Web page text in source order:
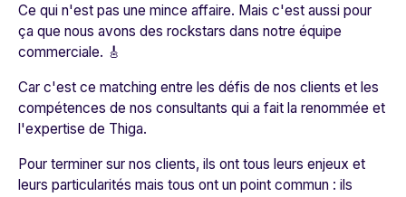
Ce qui n'est pas une mince affaire. Mais c'est aussi pour
ça que nous avons des rockstars dans notre équipe
commerciale. 🎸
Car c'est ce matching entre les défis de nos clients et les
compétences de nos consultants qui a fait la renommée et
l'expertise de Thiga.
Pour terminer sur nos clients, ils ont tous leurs enjeux et
leurs particularités mais tous ont un point commun : ils